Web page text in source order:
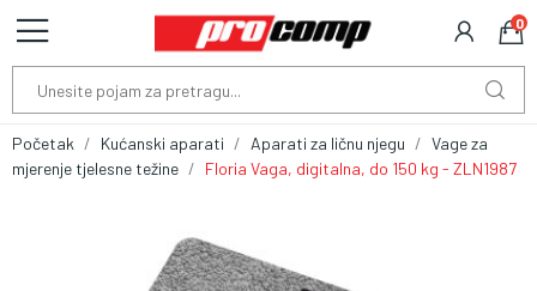
0
Početak Kućanski aparati Aparati za ličnu njegu
Vage za
mjerenje tjelesne težine
Floria Vaga, digitalna, do 150 kg - ZLN1987